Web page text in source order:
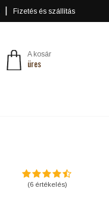
Fizetés és szállítás
A kosár
üres
(6értékelés)